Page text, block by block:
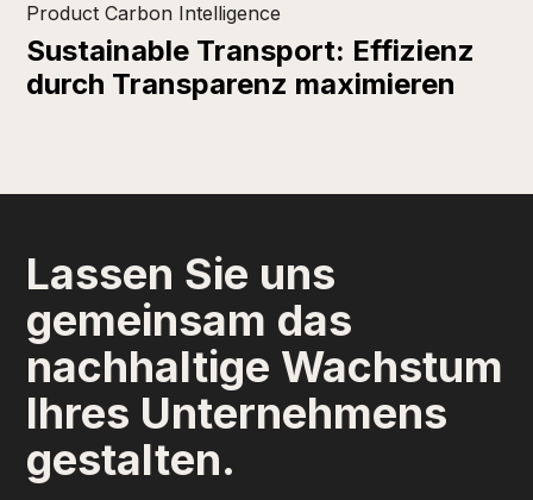
Product Carbon Intelligence
Sustainable Transport: Effizienz
durch Transparenz maximieren
Lassen Sie uns
gemeinsam das
nachhaltige Wachstum
Ihres Unternehmens
gestalten.